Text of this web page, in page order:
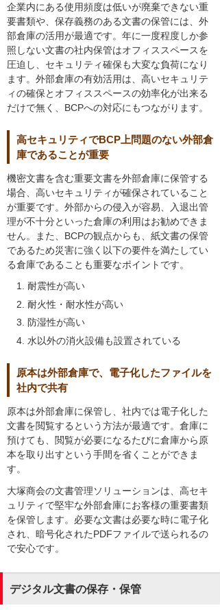
企業内にある使用頻度は低いが廃棄できない重
要書類や、保存義務のある文書の保管には、外
部倉庫の活用が最適です。年に一度程度しか参
照しない文書の社内保管はオフィススペースを
圧迫し、セキュリティ確保も大変な負荷になり
ます。外部倉庫の有効活用は、高いセキュリテ
ィの確保とオフィススペースの効率化が出来る
だけで無く、BCPへの対応にもつながります。
高セキュリティでBCP上問題のない外部倉
庫であることが重要
機密文書を含む重要文書を外部倉庫に保管する
場合、高いセキュリティが確保されていること
が重要です。外部からの侵入が容易、入退出管
理が不十分といった倉庫の利用はお勧めできま
せん。また、BCPの観点からも、紙文書の保管
であるため災害に強く以下の要件を満たしてい
る倉庫であることも重要なポイントです。
耐震性が高い
耐火性・耐水性が高い
防湿性が高い
水以外の消火設備も設置されている
原本は外部倉庫で、電子化したファイルを
社内で共有
原本は外部倉庫に保管し、社内では電子化した
文書を閲覧するという方法が最適です。倉庫に
預けても、閲覧が必要になるたびに倉庫から原
本を取り出すという手間を省くことができま
す。
大塚商会の文書管理ソリューションは、高セキ
ュリティで堅牢な外部倉庫にお客様の重要書類
を保管します。必要な文書は必要な時に電子化
され、暗号化されたPDFファイルで送られるの
で安心です。
デジタル文書の保存・保管